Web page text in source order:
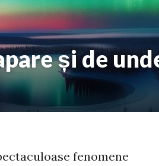
și de
fenomene